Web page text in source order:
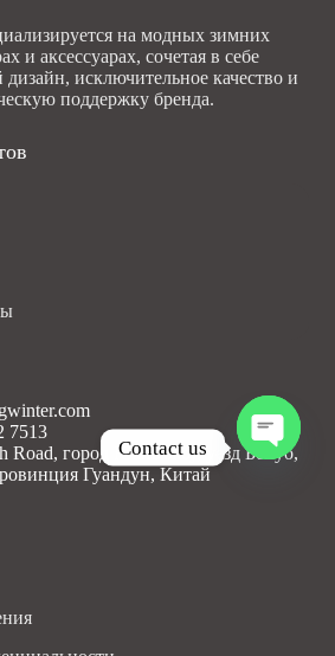
на модных зимних
и аксессуарах, сочетая в себе
исключительное качество и
поддержку бренда.
7513
Road, город Юаньчжоу, уезд Болуо,
Гуандун, Китай
Contact us